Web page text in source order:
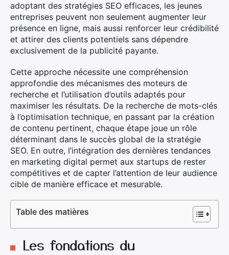
adoptant des stratégies SEO efficaces, les jeunes
entreprises peuvent non seulement augmenter leur
présence en ligne, mais aussi renforcer leur crédibilité
et attirer des clients potentiels sans dépendre
exclusivement de la publicité payante.
Cette approche nécessite une compréhension
approfondie des mécanismes des moteurs de
recherche et l’utilisation d’outils adaptés pour
maximiser les résultats. De la recherche de mots-clés
à l’optimisation technique, en passant par la création
de contenu pertinent, chaque étape joue un rôle
déterminant dans le succès global de la stratégie
SEO. En outre, l’intégration des dernières tendances
en marketing digital permet aux startups de rester
compétitives et de capter l’attention de leur audience
cible de manière efficace et mesurable.
Table des matières
Les fondations du